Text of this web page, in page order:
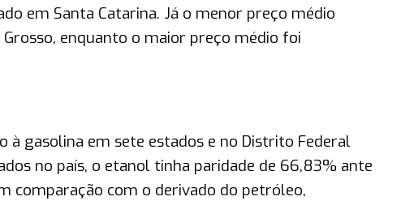
em Santa Catarina. Já o menor preço médio
enquanto o maior preço médio foi
gasolina em sete estados e no Distrito Federal
no país, o etanol tinha paridade de 66,83% ante
comparação com o derivado do petróleo,